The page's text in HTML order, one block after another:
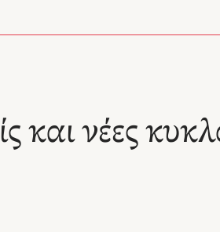
και νέες